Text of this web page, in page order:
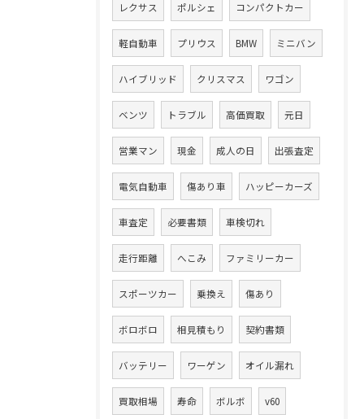
レクサス ポルシェ コンパクトカー
軽自動車 プリウス BMW ミニバン
ハイブリッド クリスマス ワゴン
ベンツ トラブル 高価買取 元日
営業マン 現金 成人の日 出張査定
電気自動車 傷あり車 ハッピーカーズ
車査定 必要書類 車検切れ
走行距離 へこみ ファミリーカー
スポーツカー 乗換え 傷あり
ボロボロ 相見積もり 契約書類
バッテリー ワーゲン オイル漏れ
買取相場 寿命 ボルボ v60